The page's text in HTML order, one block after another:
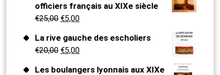
officiers français au XIXe siècle
€25,00 €5,00
La rive gauche des escholiers
€20,00 €5,00
Les boulangers lyonnais aux XIXe